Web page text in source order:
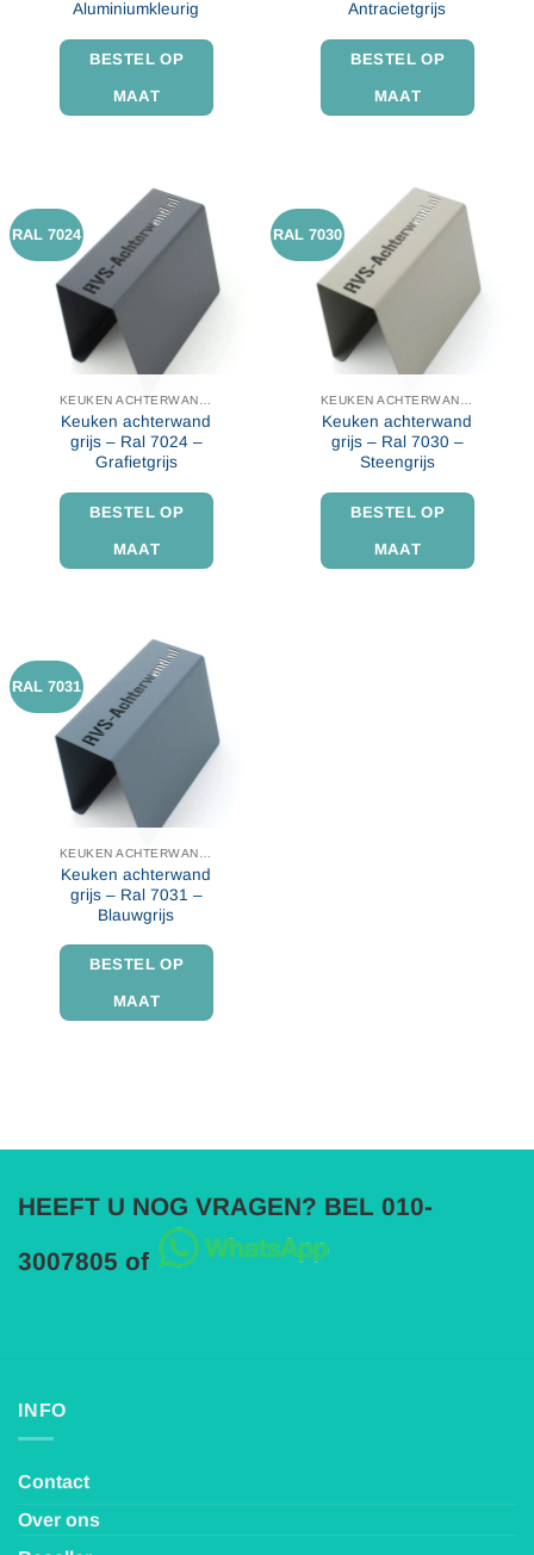
Aluminiumkleurig
BESTEL OP
MAAT
Antracietgrijs
BESTEL OP
MAAT
RAL 7024
KEUKEN ACHTERWAND IN KLEUR
Keuken achterwand
grijs – Ral 7024 –
Grafietgrijs
BESTEL OP
MAAT
RAL 7030
KEUKEN ACHTERWAND IN KLEUR
Keuken achterwand
grijs – Ral 7030 –
Steengrijs
BESTEL OP
MAAT
RAL 7031
Keuken achterwand
grijs – Ral 7031 –
Blauwgrijs
BESTEL OP
MAAT
HEEFT U NOG VRAGEN? BEL 010-
3007805 of
INFO
Contact
Over ons